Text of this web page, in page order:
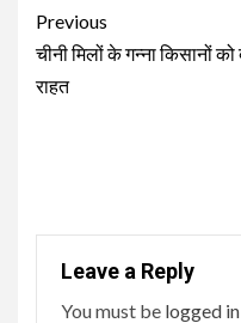
Post
navigation
Previous
चीनी मिलों के गन्ना किसानों को
राहत
Leave a Reply
You must be logged in